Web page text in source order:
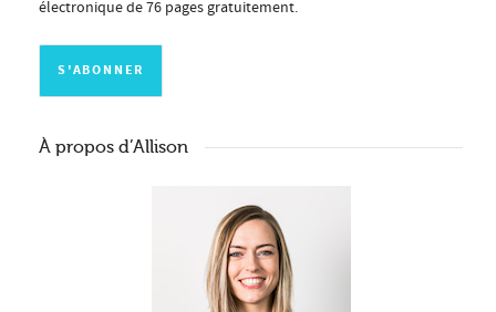
électronique de 76 pages gratuitement.
À propos d’Allison